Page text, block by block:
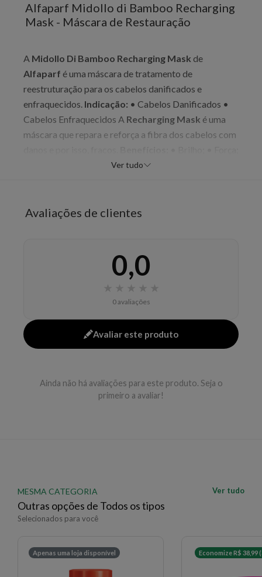
Alfaparf Midollo di Bamboo Recharging
Mask - Máscara de Restauração
A Midollo Di Bamboo Recharging Mask de
Alfaparf é uma máscara de tratamento de
reestruturação para os cabelos danificados e
enfraquecidos. Indicação: • Cabelos Danificados •
Cabelos Enfraquecidos A Recharging Mask é uma
máscara que repara e reforça a fibra dos cabelos com
• Nutrição; • Hidratação; • Reparação; •
de Bambu, Nanocomplexos de Oligoelementos e
através de agentes especiais, localizar as áreas mais
necessitadas e atuando nelas.Resultados:
• Aplique a Máscara nos cabelos úmidos,
massageando o meio do fio até as pontas; • Deixe
agir por 5 minutos. • Emulsione e enxágue
abundantemente.Dica:Conheça a linhaMidollo di
EAN: 7898468508588 - 1480
Ver tudo
Avaliações de clientes
0,0
0 avaliações
Avaliar este produto
Ainda não há avaliações para este produto. Seja o
primeiro a avaliar!
MESMA CATEGORIA
Outras opções de Todos os tipos
Selecionados para você
Ver tudo
Apenas uma loja disponível Economize R$ 38,99